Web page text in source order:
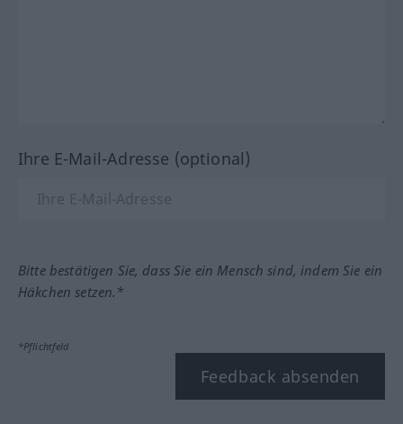
Ihre E-Mail-Adresse (optional)
Bitte bestätigen Sie, dass Sie ein Mensch sind, indem Sie ein
Häkchen setzen.*
*Pflichtfeld
Feedback absenden